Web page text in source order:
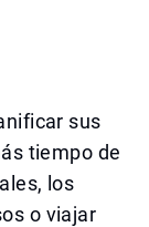
sus
tiempo de
los
o viajar